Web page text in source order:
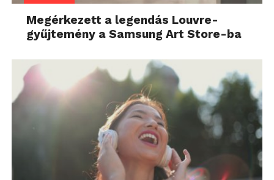
Megérkezett a legendás Louvre-
gyűjtemény a Samsung Art Store-ba